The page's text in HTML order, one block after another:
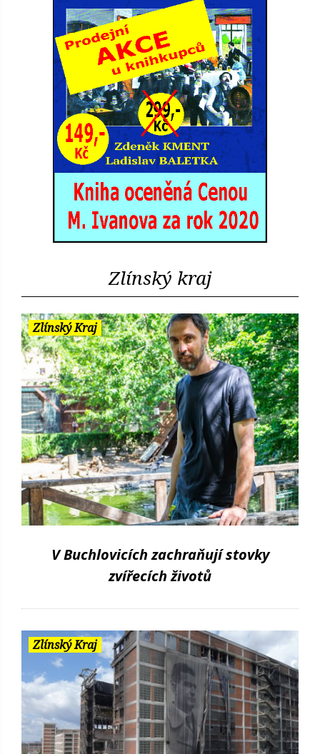
Zlínský kraj
Zlínský Kraj
V Buchlovicích zachraňují stovky
zvířecích životů
Zlínský Kraj